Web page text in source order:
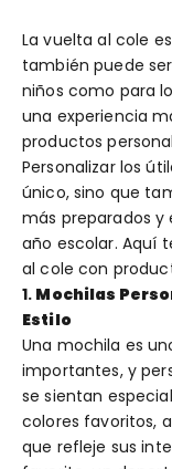
La vuelta al cole
también puede
niños como para
una experiencia
productos
Personalizar los
único, sino que
más preparados y
año escolar. Aquí
al cole con
1. Mochilas
Estilo
Una mochila es
importantes, y
se sientan
colores favoritos,
que refleje sus